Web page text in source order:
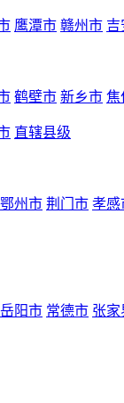
鹰潭市 赣州市 吉
鹤壁市 新乡市 焦
直辖县级
鄂州市 荆门市 孝感
岳阳市 常德市 张家